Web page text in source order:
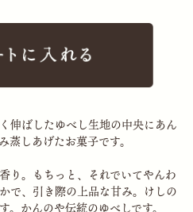
伸ばしたゆべし生地の中央にあん
蒸しあげたお菓子です。
り。もちっと、それでいてやんわ
で、引き際の上品な甘み。けしの
かんのや伝統のゆべしです。